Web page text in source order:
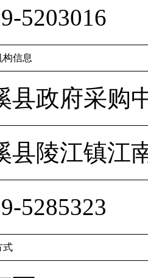
5203016
构信息
县政府采购
县陵江镇江
5285323
式